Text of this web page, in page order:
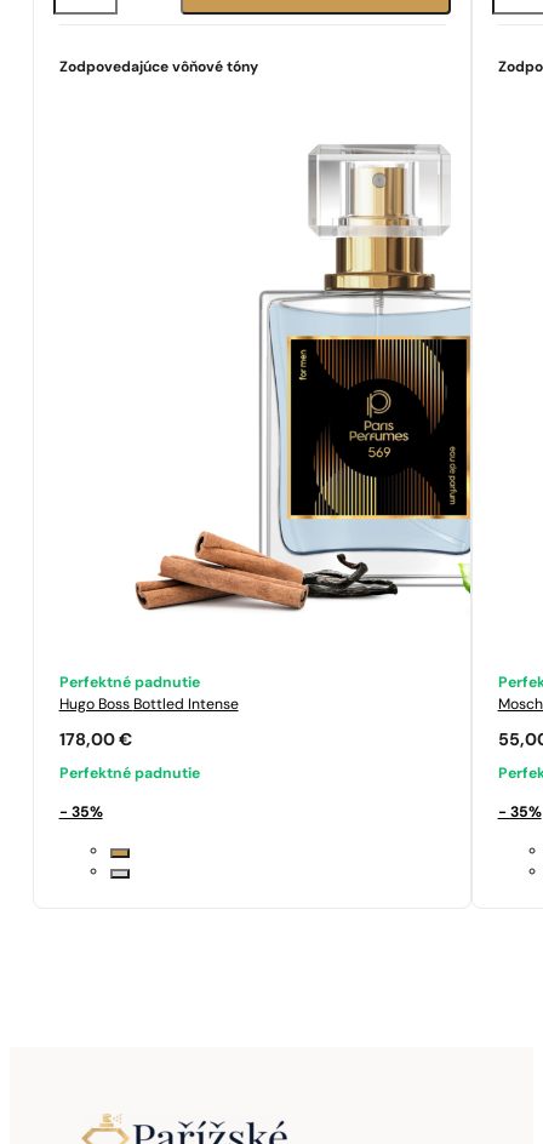
569
Zodpovedajúce vôňové tóny
Perfektné padnutie
Hugo Boss Bottled Intense
178,00 €
Perfektné padnutie
- 35%
90
- 35%